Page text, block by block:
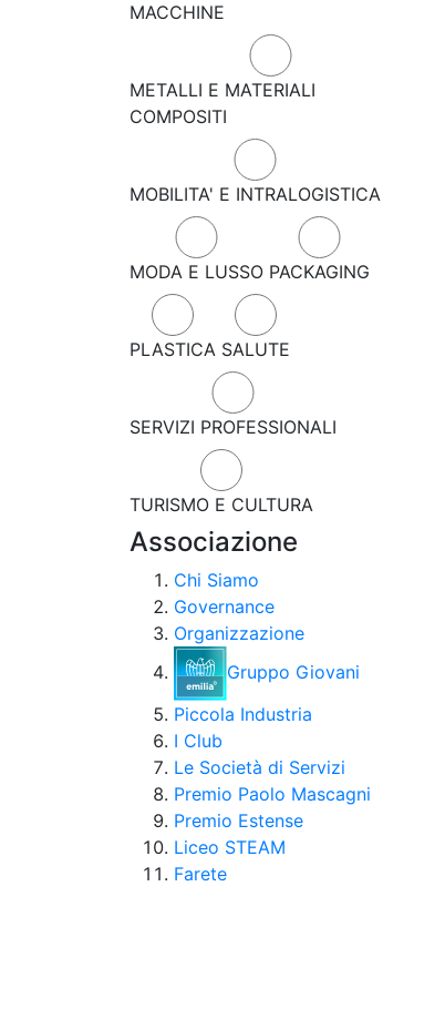
MACCHINE
METALLI E MATERIALI
COMPOSITI
MOBILITA' E INTRALOGISTICA
MODA E LUSSO PACKAGING
PLASTICA SALUTE
SERVIZI PROFESSIONALI
TURISMO E CULTURA
Associazione
Chi Siamo
Governance
Organizzazione
Gruppo Giovani
Piccola Industria
I Club
Le Società di Servizi
Premio Paolo Mascagni
Premio Estense
Liceo STEAM
Farete